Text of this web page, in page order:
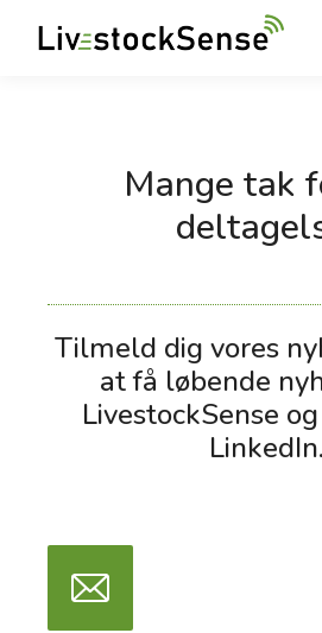
Mange tak
Tilmeld dig vores
at få løbende
LivestockSense
LinkedIn.